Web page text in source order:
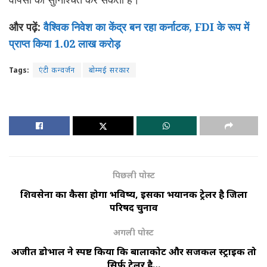
और पढ़ें:वैश्विक निवेश का केंद्र बन रहा कर्नाटक, FDI के रूप में
प्राप्त किया 1.02 लाख करोड़
Tags: एंटी कन्वर्जन बोम्मई सरकार
पिछली पोस्ट
शिवसेना का कैसा होगा भविष्य, इसका भयानक ट्रेलर है जिला
परिषद चुनाव
अगली पोस्ट
अजीत डोभाल ने स्पष्ट किया कि बालाकोट और सर्जिकल स्ट्राइक तो